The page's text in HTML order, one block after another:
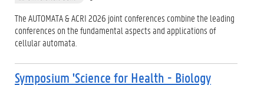
The AUTOMATA & ACRI 2026 joint conferences combine the leading
conferences on the fundamental aspects and applications of
cellular automata.
Symposium 'Science for Health - Biology